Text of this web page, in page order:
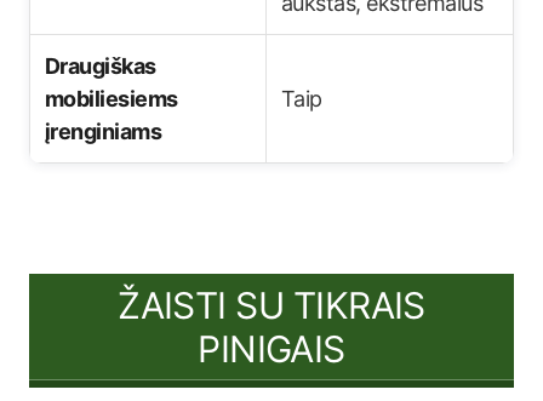
Draugiškas
mobiliesiems
įrenginiams
Taip
ŽAISTI SU TIKRAIS
PINIGAIS